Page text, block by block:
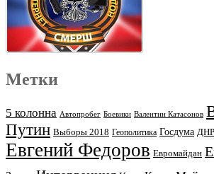
Метки
5 колонна Автопробег Боевики Валентин Катасонов
Путин Выборы 2018 Геополитика Госдума ДНР
Евгений Федоров Евромайдан